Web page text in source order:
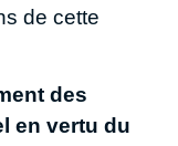
de cette
des
en vertu du